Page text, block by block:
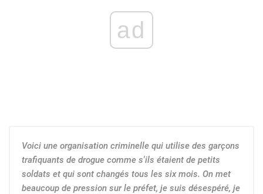
ad
Voici une organisation criminelle qui utilise des garçons
trafiquants de drogue comme s'ils étaient de petits
soldats et qui sont changés tous les six mois. On met
beaucoup de pression sur le préfet, je suis désespéré, je